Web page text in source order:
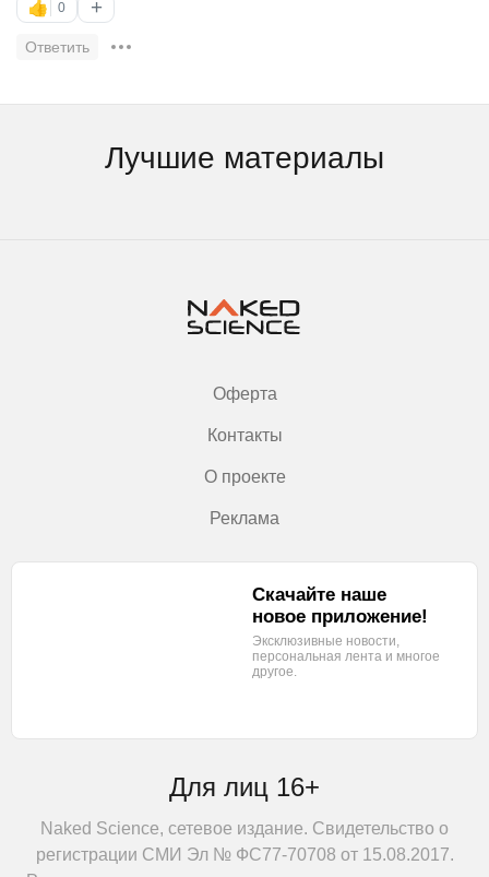
👍 0 +
Ответить
Лучшие материалы
Оферта
Контакты
О проекте
Реклама
Для лиц 16+
Naked Science, сетевое издание. Свидетельство о
регистрации СМИ Эл № ФС77-70708 от 15.08.2017.
Скачайте наше
новое приложение!
Эксклюзивные новости,
персональная лента и многое
другое.